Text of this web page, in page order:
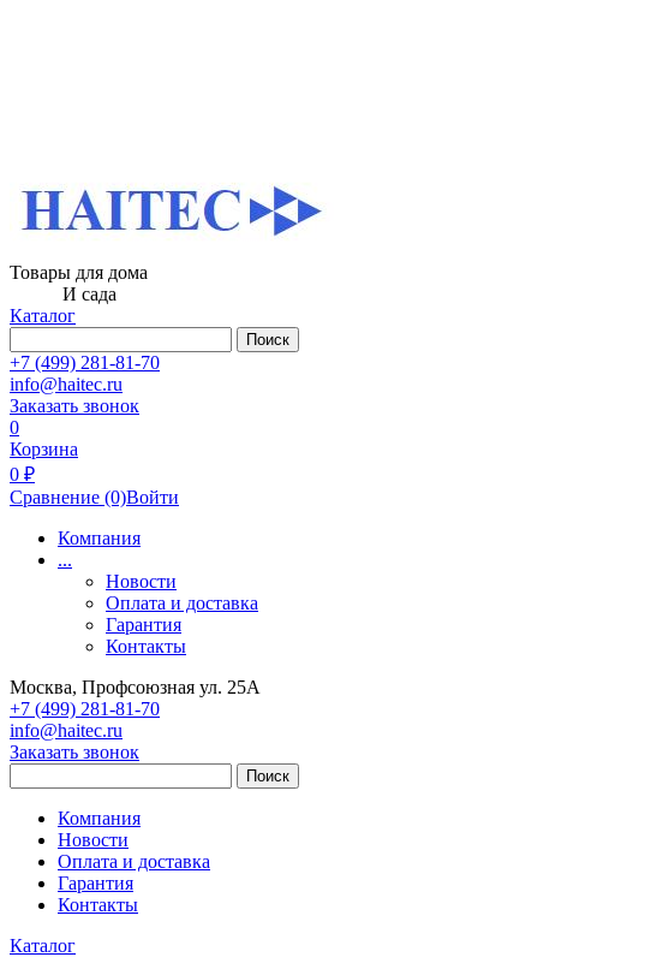
Товары для дома
И сада
Каталог
Поиск
+7 (499) 281-81-70
info@haitec.ru
Заказать звонок
0
Корзина
0 ₽
Сравнение (0)Войти
Компания
...
Новости
Оплата и доставка
Гарантия
Контакты
Москва, Профсоюзная ул. 25А
+7 (499) 281-81-70
info@haitec.ru
Заказать звонок
Поиск
Компания
Новости
Оплата и доставка
Гарантия
Контакты
Каталог